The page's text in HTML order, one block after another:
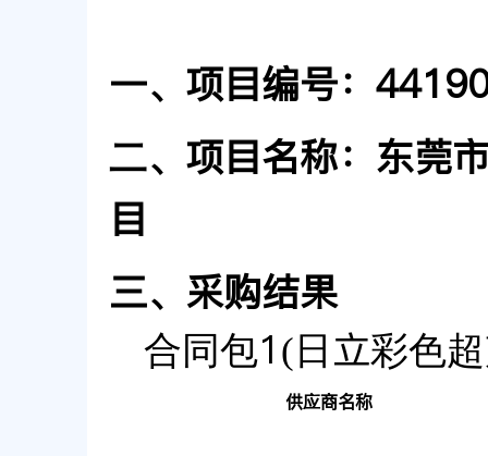
一、项目编号：
二、项目名称：东莞
目
三、采购结果
合同包1(日立彩色
供应商名称